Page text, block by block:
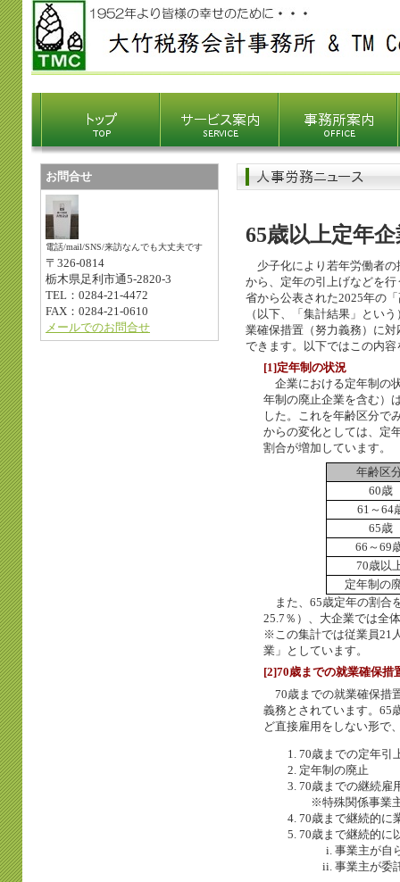
65歳以上定年
少子化により若年労働者の
から、定年の引上げなどを
省から公表された2025年の
（以下、「集計結果」とい
業確保措置（努力義務）に
できます。以下ではこの内
[1]定年制の状況
企業における定年制の
年制の廃止企業を含む）
した。これを年齢区分で
からの変化としては、定
割合が増加しています。
年齢区
60歳
61～64
65歳
66～69
70歳以
定年制の
また、65歳定年の割合
25.7％）、大企業では全
※この集計では従業員21
業」としています。
[2]70歳までの就業確保措
70歳までの就業確保措
義務とされています。65
ど直接雇用をしない形で
70歳までの定年引
定年制の廃止
70歳までの継続雇
※特殊関係事業
70歳まで継続的に
70歳まで継続的に
事業主が自
事業主が委
お問合せ
電話/mail/SNS/来訪なんでも大丈夫です
〒326-0814
栃木県足利市通5-2820-3
TEL：0284-21-4472
FAX：0284-21-0610
メールでのお問合せ